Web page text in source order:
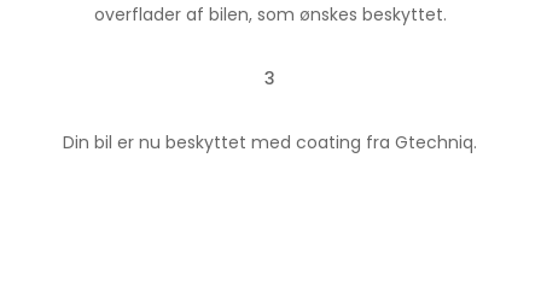
overflader af bilen, som ønskes beskyttet.
3
Din bil er nu beskyttet med coating fra Gtechniq.